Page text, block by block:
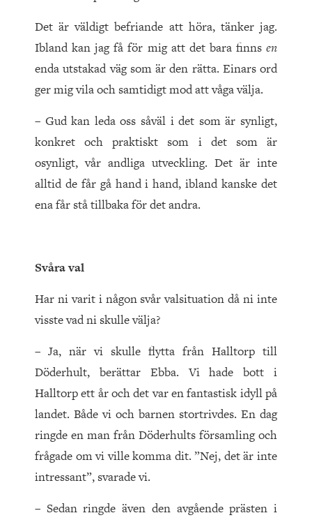
Det är väldigt befriande att höra, tänker jag.
Ibland kan jag få för mig att det bara finns en
enda utstakad väg som är den rätta. Einars ord
ger mig vila och samtidigt mod att våga välja.
– Gud kan leda oss såväl i det som är synligt,
konkret och praktiskt som i det som är
osynligt, vår andliga utveckling. Det är inte
alltid de får gå hand i hand, ibland kanske det
ena får stå tillbaka för det andra.
Svåra val
Har ni varit i någon svår valsituation då ni inte
visste vad ni skulle välja?
– Ja, när vi skulle flytta från Halltorp till
Döderhult, berättar Ebba. Vi hade bott i
Halltorp ett år och det var en fantastisk idyll på
landet. Både vi och barnen stortrivdes. En dag
ringde en man från Döderhults församling och
frågade om vi ville komma dit. ”Nej, det är inte
intressant”, svarade vi.
– Sedan ringde även den avgående prästen i